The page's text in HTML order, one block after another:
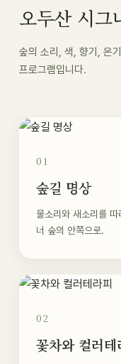
오두산 시그
숲의 소리, 색, 향기, 온
프로그램입니다.
01
숲길 명상
물소리와 새소리를
너 숲의 안쪽으로.
02
꽃차와 컬러테